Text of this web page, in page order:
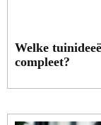
Welke
compleet?